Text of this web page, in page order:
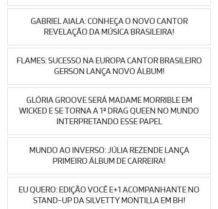
GABRIEL AIALA: CONHEÇA O NOVO CANTOR
REVELAÇÃO DA MÚSICA BRASILEIRA!
FLAMES: SUCESSO NA EUROPA CANTOR BRASILEIRO
GERSON LANÇA NOVO ÁLBUM!
GLÓRIA GROOVE SERÁ MADAME MORRIBLE EM
WICKED E SE TORNA A 1ª DRAG QUEEN NO MUNDO
INTERPRETANDO ESSE PAPEL
MUNDO AO INVERSO: JÚLIA REZENDE LANÇA
PRIMEIRO ÁLBUM DE CARREIRA!
EU QUERO: EDIÇÃO VOCÊ E+1 ACOMPANHANTE NO
STAND-UP DA SILVETTY MONTILLA EM BH!